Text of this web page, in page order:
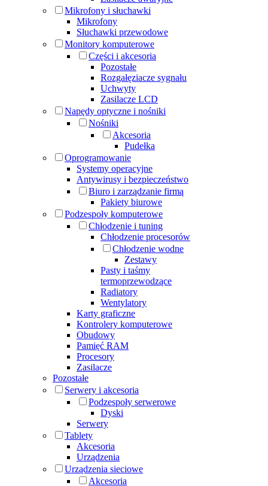
Mikrofony i słuchawki
Mikrofony
Słuchawki przewodowe
Monitory komputerowe
Części i akcesoria
Pozostałe
Rozgałęziacze sygnału
Uchwyty
Zasilacze LCD
Napędy optyczne i nośniki
Nośniki
Akcesoria
Pudełka
Oprogramowanie
Systemy operacyjne
Antywirusy i bezpieczeństwo
Biuro i zarządzanie firmą
Pakiety biurowe
Podzespoły komputerowe
Chłodzenie i tuning
Chłodzenie procesorów
Chłodzenie wodne
Zestawy
Pasty i taśmy
termoprzewodzące
Radiatory
Wentylatory
Karty graficzne
Kontrolery komputerowe
Obudowy
Pamięć RAM
Procesory
Zasilacze
Pozostałe
Serwery i akcesoria
Podzespoły serwerowe
Dyski
Serwery
Tablety
Akcesoria
Urządzenia
Urządzenia sieciowe
Akcesoria